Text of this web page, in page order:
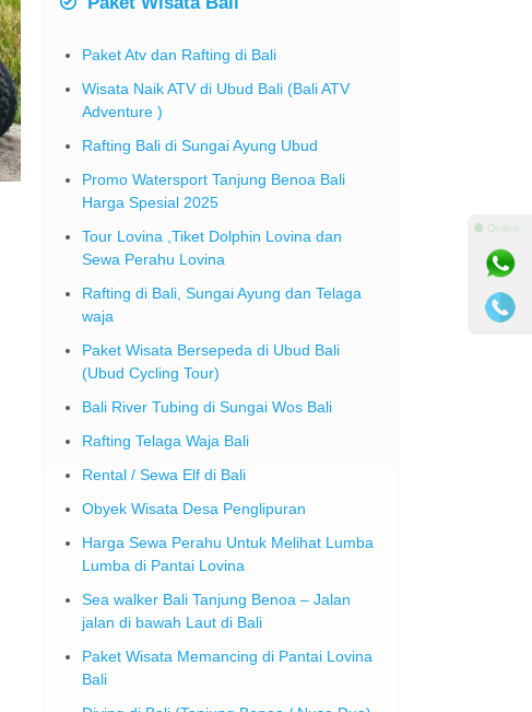
Paket Atv dan Rafting di Bali
Wisata Naik ATV di Ubud Bali (Bali ATV
Adventure )
Rafting Bali di Sungai Ayung Ubud
Promo Watersport Tanjung Benoa Bali
Harga Spesial 2025
Tour Lovina ,Tiket Dolphin Lovina dan
Sewa Perahu Lovina
Rafting di Bali, Sungai Ayung dan Telaga
waja
Paket Wisata Bersepeda di Ubud Bali
(Ubud Cycling Tour)
Bali River Tubing di Sungai Wos Bali
Rafting Telaga Waja Bali
Rental / Sewa Elf di Bali
Obyek Wisata Desa Penglipuran
Harga Sewa Perahu Untuk Melihat Lumba
Lumba di Pantai Lovina
Sea walker Bali Tanjung Benoa – Jalan
jalan di bawah Laut di Bali
Paket Wisata Memancing di Pantai Lovina
Bali
⚫ Online